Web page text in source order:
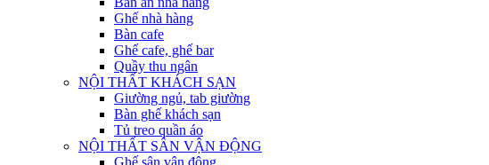
Ghế nhà hàng
Bàn cafe
Ghế cafe, ghế bar
Quầy thu ngân
NỘI THẤT KHÁCH SẠN
Giường ngủ, tab giường
Bàn ghế khách sạn
Tủ treo quần áo
NỘI THẤT SÂN VẬN ĐỘNG
Ghế sân vận động